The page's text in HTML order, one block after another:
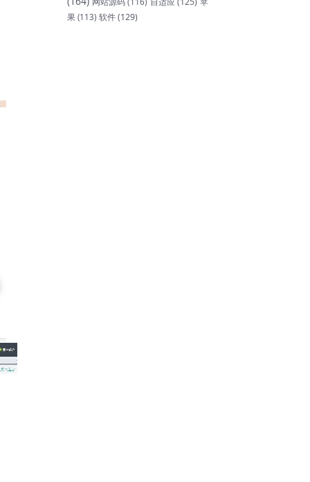
果 (113) 软件(129)